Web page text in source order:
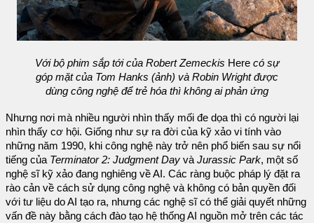
Với bộ phim sắp tới của Robert Zemeckis Here có sự
góp mặt của Tom Hanks (ảnh) và Robin Wright được
dùng công nghệ để trẻ hóa thì không ai phản ứng
Nhưng nơi mà nhiều người nhìn thấy mối đe dọa thì có người lại
nhìn thấy cơ hội. Giống như sự ra đời của kỹ xảo vi tính vào
những năm 1990, khi công nghệ này trở nên phổ biến sau sự nổi
tiếng của Terminator 2: Judgment Day và Jurassic Park, một số
nghệ sĩ kỹ xảo đang nghiêng về AI. Các ràng buộc pháp lý đặt ra
rào cản về cách sử dụng công nghệ và không có bản quyền đối
với tư liệu do AI tạo ra, nhưng các nghệ sĩ có thể giải quyết những
vấn đề này bằng cách đào tạo hệ thống AI nguồn mở trên các tác